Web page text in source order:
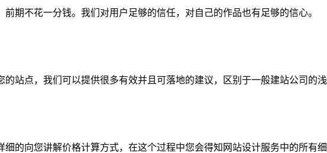
期不花一分钱。我们对用户足够的信任，对自己的作品也有足够的信心。
站点，我们可以提供很多有效并且可落地的建议，区别于一般建站公司的
的向您讲解价格计算方式，在这个过程中您会得知网站设计服务中的所有